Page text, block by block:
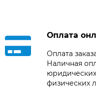
Оплата
Оплата
Наличная
физических